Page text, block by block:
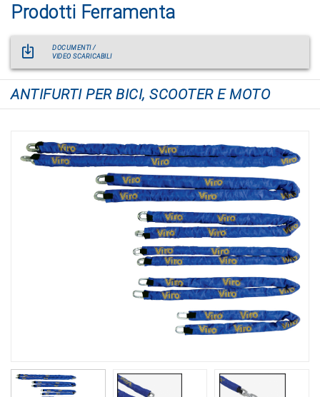
Prodotti Ferramenta
DOCUMENTI /
VIDEO SCARICABILI
ANTIFURTI PER BICI, SCOOTER E MOTO